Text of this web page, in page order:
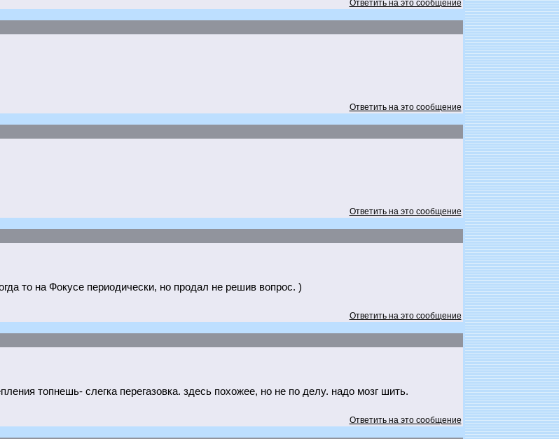
Ответить на это сообщение
Ответить на это сообщение
Ответить на это сообщение
то на Фокусе периодически, но продал не решив вопрос. )
Ответить на это сообщение
топнешь- слегка перегазовка. здесь похожее, но не по делу. надо мозг шить.
Ответить на это сообщение